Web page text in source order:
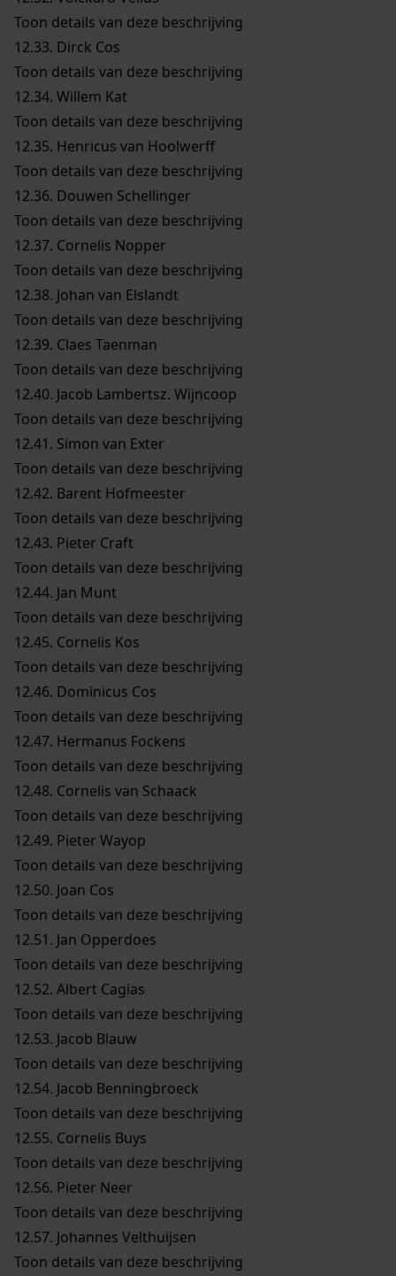
Toon details van deze beschrijving
12.33. Dirck Cos
Toon details van deze beschrijving
12.34. Willem Kat
Toon details van deze beschrijving
12.35. Henricus van Hoolwerff
Toon details van deze beschrijving
12.36. Douwen Schellinger
Toon details van deze beschrijving
12.37. Cornelis Nopper
Toon details van deze beschrijving
12.38. Johan van Elslandt
Toon details van deze beschrijving
12.39. Claes Taenman
Toon details van deze beschrijving
12.40. Jacob Lambertsz. Wijncoop
Toon details van deze beschrijving
12.41. Simon van Exter
Toon details van deze beschrijving
12.42. Barent Hofmeester
Toon details van deze beschrijving
12.43. Pieter Craft
Toon details van deze beschrijving
12.44. Jan Munt
Toon details van deze beschrijving
12.45. Cornelis Kos
Toon details van deze beschrijving
12.46. Dominicus Cos
Toon details van deze beschrijving
12.47. Hermanus Fockens
Toon details van deze beschrijving
12.48. Cornelis van Schaack
Toon details van deze beschrijving
12.49. Pieter Wayop
Toon details van deze beschrijving
12.50. Joan Cos
Toon details van deze beschrijving
12.51. Jan Opperdoes
Toon details van deze beschrijving
12.52. Albert Cagias
Toon details van deze beschrijving
12.53. Jacob Blauw
Toon details van deze beschrijving
12.54. Jacob Benningbroeck
Toon details van deze beschrijving
12.55. Cornelis Buys
Toon details van deze beschrijving
12.56. Pieter Neer
Toon details van deze beschrijving
12.57. Johannes Velthuijsen
Toon details van deze beschrijving